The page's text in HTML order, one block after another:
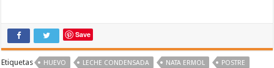
Save
Etiquetas HUEVO LECHE CONDENSADA NATA ERMOL
POSTRE